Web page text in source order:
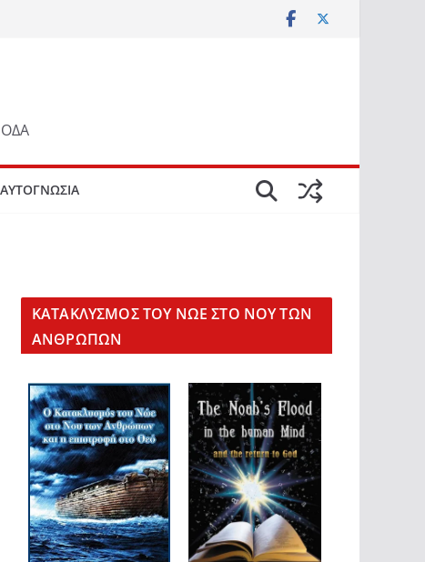
ΑΥΤΟΓΝΩΣΙΑ
KΑΤΑΚΛΥΣΜΟΣ ΤΟΥ ΝΩΕ ΣΤΟ ΝΟΥ ΤΩΝ
ΑΝΘΡΩΠΩΝ